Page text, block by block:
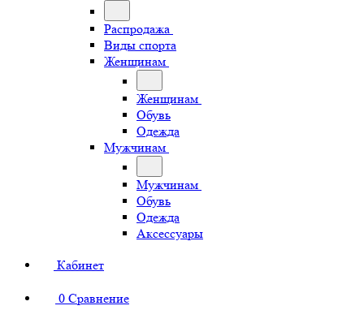
Распродажа
Виды спорта
Женщинам
Женщинам
Обувь
Одежда
Мужчинам
Мужчинам
Обувь
Одежда
Аксессуары
Кабинет
0 Сравнение